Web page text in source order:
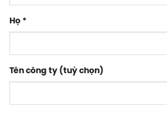
Họ *
Tên công ty (tuỳ chọn)